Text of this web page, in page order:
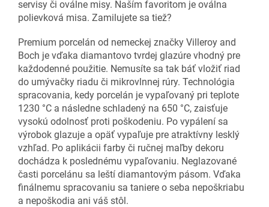
servisy či oválne misy. Naším favoritom je oválna
polievková misa. Zamilujete sa tiež?
Premium porcelán od nemeckej značky Villeroy and
Boch je vďaka diamantovo tvrdej glazúre vhodný pre
každodenné použitie. Nemusíte sa tak báť vložiť riad
do umývačky riadu či mikrovlnnej rúry. Technológia
spracovania, kedy porcelán je vypaľovaný pri teplote
1230 °C a následne schladený na 650 °C, zaisťuje
vysokú odolnosť proti poškodeniu. Po vypálení sa
výrobok glazuje a opäť vypaľuje pre atraktívny lesklý
vzhľad. Po aplikácii farby či ručnej maľby dekoru
dochádza k poslednému vypaľovaniu. Neglazované
časti porcelánu sa leští diamantovým pásom. Vďaka
finálnemu spracovaniu sa taniere o seba nepoškriabu
a nepoškodia ani váš stôl.